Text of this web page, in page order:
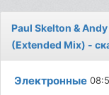
Paul Skelton &
(Extended Mix) -
Электронные